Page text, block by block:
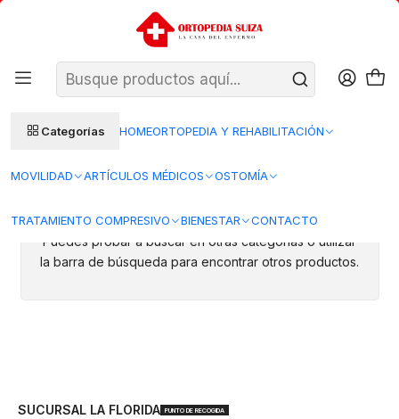
Categorías HOMEORTOPEDIA Y REHABILITACIÓN
MOVILIDAD ARTÍCULOS MÉDICOS OSTOMÍA
TRATAMIENTO COMPRESIVO BIENESTAR CONTACTO
SANTIAGO: ENTREGA AL DÍA HÁBIL SIGUIENTE (L–V)
REGIONES 48–72 HORAS HÁBILES
Cuerpo Pierna Protecci—n de Piernas
Todavía no hay productos disponibles aquí
Puedes probar a buscar en otras categorías o utilizar
la barra de búsqueda para encontrar otros productos.
SUCURSAL LA FLORIDA PUNTO DE RECOGIDA